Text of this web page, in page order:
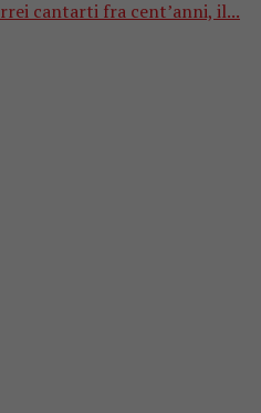
cantarti fra cent’anni, il...